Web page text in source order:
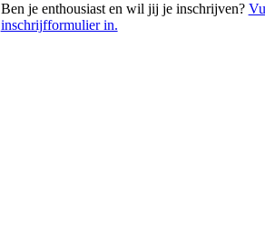
Ben je enthousiast en wil jij je inschrijven?
inschrijfformulier in.